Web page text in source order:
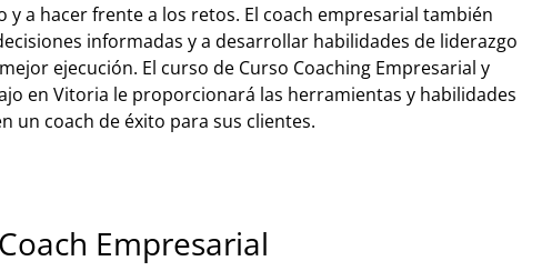
a hacer frente a los retos. El coach empresarial también
informadas y a desarrollar habilidades de liderazgo
ejecución. El curso de Curso Coaching Empresarial y
en Vitoria le proporcionará las herramientas y habilidades
un coach de éxito para sus clientes.
Empresarial